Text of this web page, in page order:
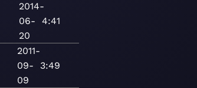
2014-
06-
20
4:41
2011-
09-
09
3:49